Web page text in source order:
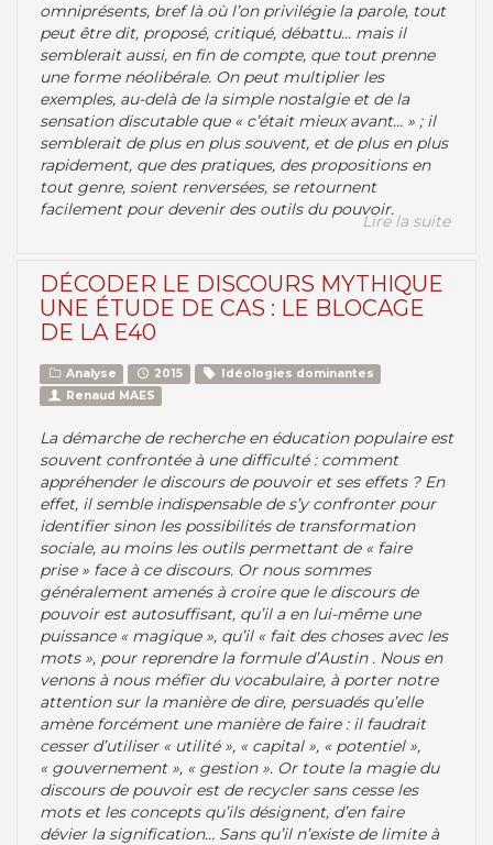
omniprésents, bref là où l’on privilégie la parole, tout
peut être dit, proposé, critiqué, débattu… mais il
semblerait aussi, en fin de compte, que tout prenne
une forme néolibérale. On peut multiplier les
exemples, au-delà de la simple nostalgie et de la
sensation discutable que « c’était mieux avant… » ; il
semblerait de plus en plus souvent, et de plus en plus
rapidement, que des pratiques, des propositions en
tout genre, soient renversées, se retournent
facilement pour devenir des outils du pouvoir.
Lire la suite
DÉCODER LE DISCOURS MYTHIQUE
UNE ÉTUDE DE CAS : LE BLOCAGE
DE LA E40
Analyse 2015
Idéologies dominantes
Renaud MAES
La démarche de recherche en éducation populaire est
souvent confrontée à une difficulté : comment
appréhender le discours de pouvoir et ses effets ? En
effet, il semble indispensable de s’y confronter pour
identifier sinon les possibilités de transformation
sociale, au moins les outils permettant de « faire
prise » face à ce discours. Or nous sommes
généralement amenés à croire que le discours de
pouvoir est autosuffisant, qu’il a en lui-même une
puissance « magique », qu’il « fait des choses avec les
mots », pour reprendre la formule d’Austin . Nous en
venons à nous méfier du vocabulaire, à porter notre
attention sur la manière de dire, persuadés qu’elle
amène forcément une manière de faire : il faudrait
cesser d’utiliser « utilité », « capital », « potentiel »,
« gouvernement », « gestion ». Or toute la magie du
discours de pouvoir est de recycler sans cesse les
mots et les concepts qu’ils désignent, d’en faire
dévier la signification… Sans qu’il n’existe de limite à